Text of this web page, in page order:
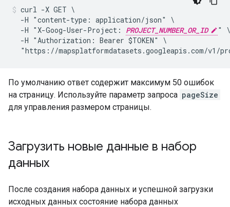
curl -X GET \
  -H "content-type: application/json" \
  -H "X-Goog-User-Project:
PROJECT_NUMBER_OR_ID
" \
  -H "Authorization: Bearer $TOKEN" \
"https://mapsplatformdatasets.googleapis.com/v1/
По умолчанию ответ содержит максимум 50 ошибок
на страницу. Используйте параметр запроса pageSize
для управления размером страницы.
Загрузить новые данные в набор
данных
После создания набора данных и успешной загрузки
исходных данных состояние набора данных